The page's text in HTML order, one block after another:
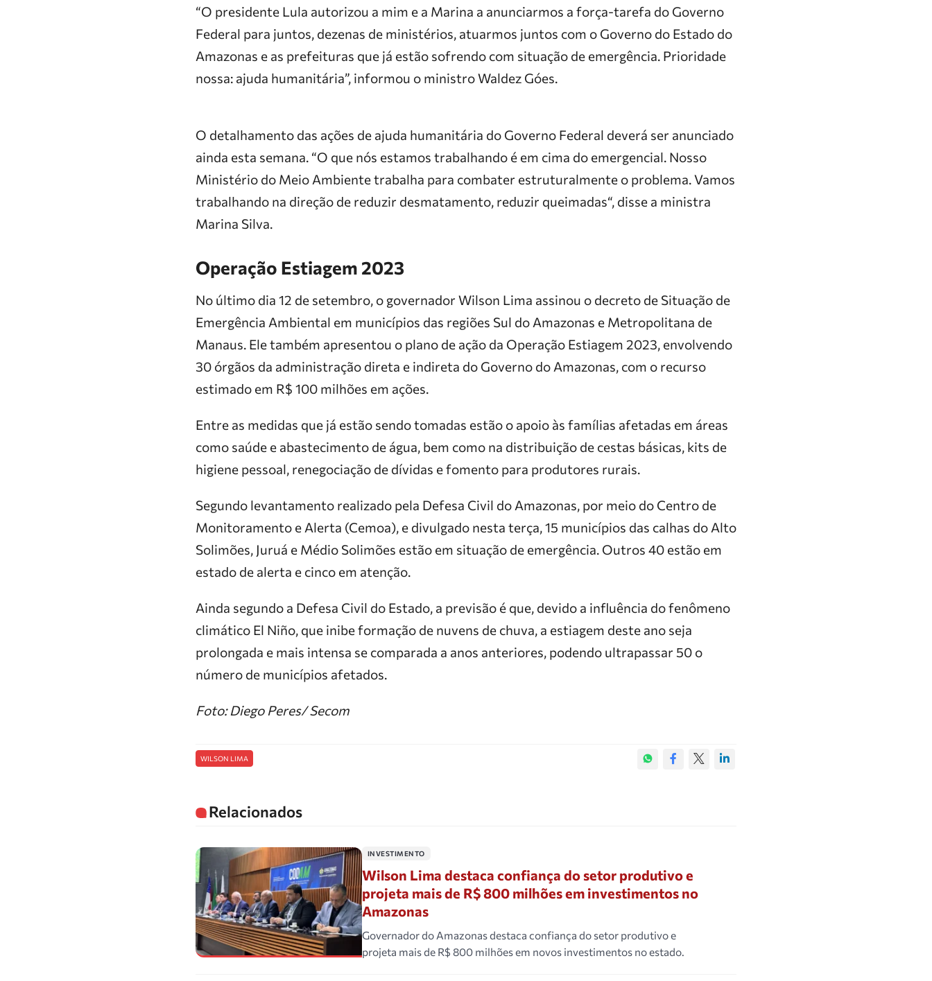
“O presidente Lula autorizou a mim e a Marina a anunciarmos a força-tarefa do Governo
Federal para juntos, dezenas de ministérios, atuarmos juntos com o Governo do Estado do
Amazonas e as prefeituras que já estão sofrendo com situação de emergência. Prioridade
nossa: ajuda humanitária”, informou o ministro Waldez Góes.
O detalhamento das ações de ajuda humanitária do Governo Federal deverá ser anunciado
ainda esta semana. “O que nós estamos trabalhando é em cima do emergencial. Nosso
Ministério do Meio Ambiente trabalha para combater estruturalmente o problema. Vamos
trabalhando na direção de reduzir desmatamento, reduzir queimadas“, disse a ministra
Marina Silva.
Operação Estiagem 2023
No último dia 12 de setembro, o governador Wilson Lima assinou o decreto de Situação de
Emergência Ambiental em municípios das regiões Sul do Amazonas e Metropolitana de
Manaus. Ele também apresentou o plano de ação da Operação Estiagem 2023, envolvendo
30 órgãos da administração direta e indireta do Governo do Amazonas, com o recurso
estimado em R$ 100 milhões em ações.
Entre as medidas que já estão sendo tomadas estão o apoio às famílias afetadas em áreas
como saúde e abastecimento de água, bem como na distribuição de cestas básicas, kits de
higiene pessoal, renegociação de dívidas e fomento para produtores rurais.
Segundo levantamento realizado pela Defesa Civil do Amazonas, por meio do Centro de
Monitoramento e Alerta (Cemoa), e divulgado nesta terça, 15 municípios das calhas do Alto
Solimões, Juruá e Médio Solimões estão em situação de emergência. Outros 40 estão em
estado de alerta e cinco em atenção.
Ainda segundo a Defesa Civil do Estado, a previsão é que, devido a influência do fenômeno
climático El Niño, que inibe formação de nuvens de chuva, a estiagem deste ano seja
prolongada e mais intensa se comparada a anos anteriores, podendo ultrapassar 50 o
número de municípios afetados.
Foto: Diego Peres/ Secom
WILSON LIMA
Relacionados
INVESTIMENTO
Wilson Lima destaca confiança do setor produtivo e
projeta mais de R$ 800 milhões em investimentos no
Amazonas
Governador do Amazonas destaca confiança do setor produtivo e
projeta mais de R$ 800 milhões em novos investimentos no estado.